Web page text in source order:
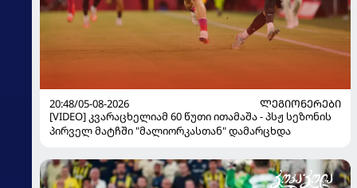
20:48/05-08-2026
ᲚᲔᲒᲘᲝᲜᲔᲠᲔᲑᲘ
[VIDEO] კვარაცხელიამ 60 წუთი ითამაშა - პსჟ სეზონის
პირველ მატჩში "მალიორკასთან" დამარცხდა